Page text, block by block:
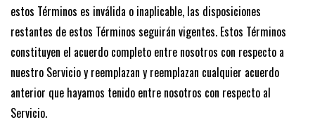
estos Términos es inválida o inaplicable, las disposiciones
restantes de estos Términos seguirán vigentes. Estos Términos
constituyen el acuerdo completo entre nosotros con respecto a
nuestro Servicio y reemplazan y reemplazan cualquier acuerdo
anterior que hayamos tenido entre nosotros con respecto al
Servicio.